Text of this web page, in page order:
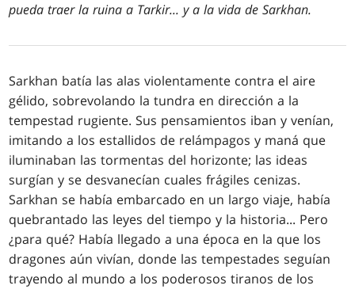
pueda traer la ruina a Tarkir... y a la vida de Sarkhan.
Sarkhan batía las alas violentamente contra el aire
gélido, sobrevolando la tundra en dirección a la
tempestad rugiente. Sus pensamientos iban y venían,
imitando a los estallidos de relámpagos y maná que
iluminaban las tormentas del horizonte; las ideas
surgían y se desvanecían cuales frágiles cenizas.
Sarkhan se había embarcado en un largo viaje, había
quebrantado las leyes del tiempo y la historia... Pero
¿para qué? Había llegado a una época en la que los
dragones aún vivían, donde las tempestades seguían
trayendo al mundo a los poderosos tiranos de los